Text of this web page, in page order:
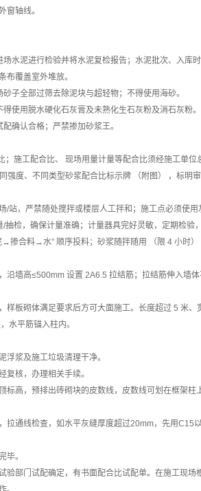
窗轴线。
场水泥进行检验并将水泥复检报告；水泥批次、入
布覆盖室外堆放。
砂子全部过筛去除泥块与超轻物；不得使用海砂。
得使用脱水硬化石灰膏及未熟化生石灰粉及消石灰粉。
确认合格；严禁掺加砂浆王。
；施工配合比、 现场用量计量等配合比须经施工单位
强度、不同类型砂浆配合比标示牌 （附图） ，标明审
/站，严禁随处搅拌或楼层人工拌和；施工点必须使用
/抽检，确保计量准确；计量器具完好灵敏，定期检验
→掺合料→水” 顺序投料；砂浆随拌随用 （限 4 小时）
沿墙高≤500mm 设置 2A6.5 拉结筋；拉结筋伸入墙体
样板砌体满足要求后方可大面施工。长度超过 5 米
水平筋锚入柱内。
浮浆及施工垃圾清理干净。
复核，办理相关手续。
标高，预排出砖砌块的皮数线，皮数线可划在框架
拉通线检查，如水平灰缝厚度超过20mm，先用
毕。
验部门试配确定，有书面配合比试配单。在施工现场